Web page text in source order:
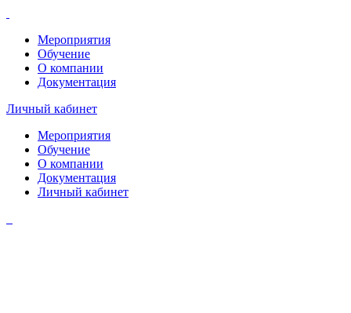
Мероприятия
Обучение
О компании
Документация
Личный кабинет
Мероприятия
Обучение
О компании
Документация
Личный кабинет